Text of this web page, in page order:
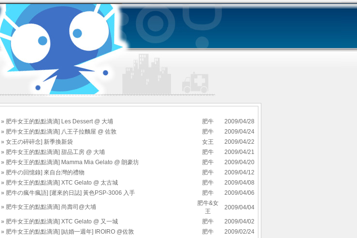
» 肥牛女王的點點滴滴] Les Dessert @ 大埔 肥牛
2009/04/28
» 肥牛女王的點點滴滴] 八王子拉麵屋 @ 佐敦 肥牛
2009/04/24
» 女王の碎碎念] 新季換新袋 女王
2009/04/22
» 肥牛女王的點點滴滴] 甜品工房 @ 大埔 肥牛
2009/04/21
» 肥牛女王的點點滴滴] Mamma Mia Gelato @ 朗豪坊 肥牛
2009/04/20
» 肥牛の回憶錄] 來自台灣的禮物 肥牛
2009/04/12
» 肥牛女王的點點滴滴] XTC Gelato @ 太古城 肥牛
2009/04/08
» 肥牛の瘋牛瘋語] [遲來的日誌] 黃色PSP-3006 入手 肥牛 2009/04/06
» 肥牛女王的點點滴滴] 尚壽司@大埔
肥牛&女
王
2009/04/04
» 肥牛女王的點點滴滴] XTC Gelato @ 又一城 肥牛
2009/04/02
» 肥牛女王的點點滴滴] [結婚一週年] IROIRO @佐敦 肥牛
2009/02/24